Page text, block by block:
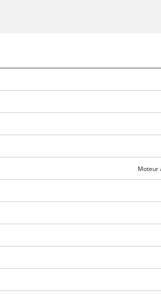
to load due
to setup
used.
Moteur